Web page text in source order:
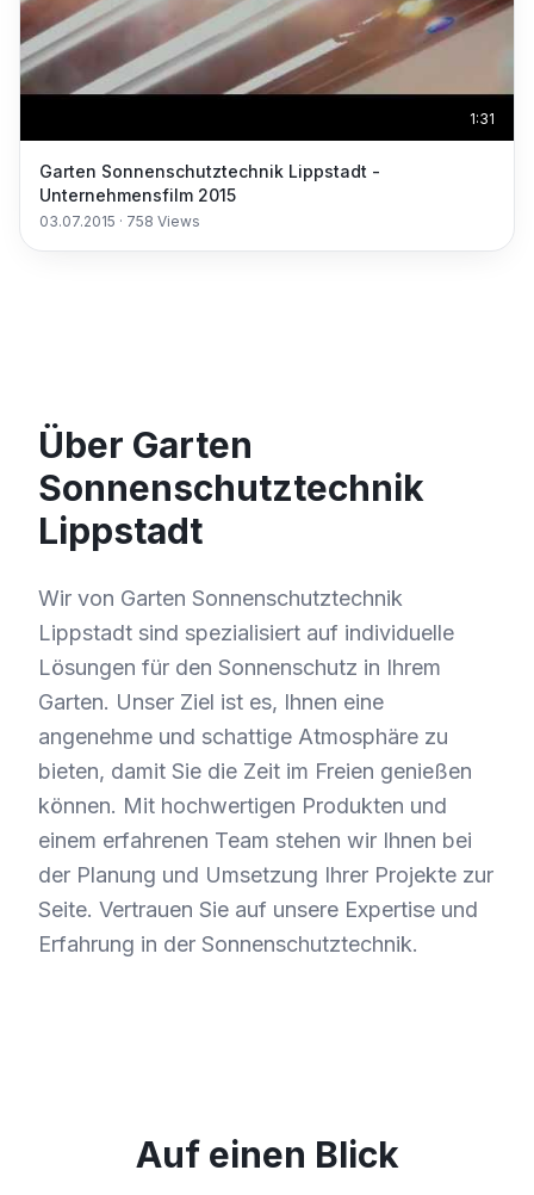
1:31
Garten Sonnenschutztechnik Lippstadt -
Unternehmensfilm 2015
03.07.2015 · 758 Views
Über Garten
Sonnenschutztechnik
Lippstadt
Wir von Garten Sonnenschutztechnik
Lippstadt sind spezialisiert auf individuelle
Lösungen für den Sonnenschutz in Ihrem
Garten. Unser Ziel ist es, Ihnen eine
angenehme und schattige Atmosphäre zu
bieten, damit Sie die Zeit im Freien genießen
können. Mit hochwertigen Produkten und
einem erfahrenen Team stehen wir Ihnen bei
der Planung und Umsetzung Ihrer Projekte zur
Seite. Vertrauen Sie auf unsere Expertise und
Erfahrung in der Sonnenschutztechnik.
Auf einen Blick